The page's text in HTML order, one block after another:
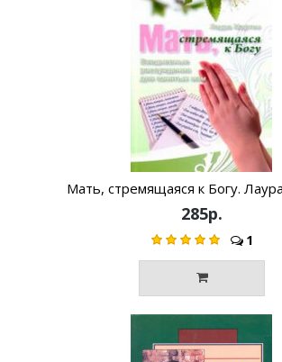
Мать, стремящаяся к Богу.
285р.
1